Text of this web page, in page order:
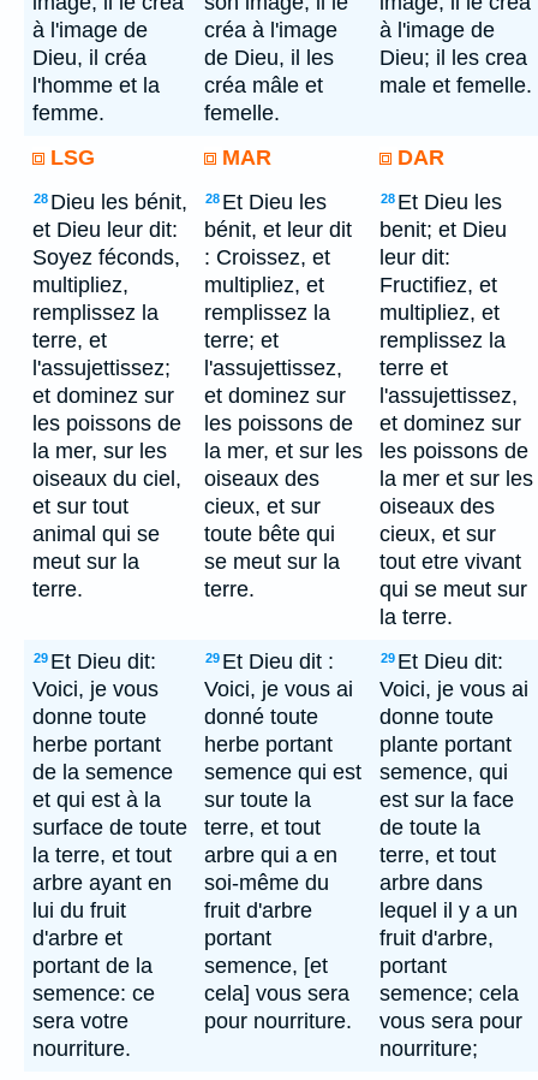
à l'image de
Dieu, il créa
l'homme et la
femme.
créa à l'image
de Dieu, il les
créa mâle et
femelle.
à l'image de
Dieu; il les crea
male et femelle.
LSG MAR DAR
28 Dieu les bénit,
et Dieu leur dit:
Soyez féconds,
multipliez,
remplissez la
terre, et
l'assujettissez;
et dominez sur
les poissons de
la mer, sur les
oiseaux du ciel,
et sur tout
animal qui se
meut sur la
terre.
28 Et Dieu les
bénit, et leur dit
: Croissez, et
multipliez, et
remplissez la
terre; et
l'assujettissez,
et dominez sur
les poissons de
la mer, et sur les
oiseaux des
cieux, et sur
toute bête qui
se meut sur la
terre.
28 Et Dieu les
benit; et Dieu
leur dit:
Fructifiez, et
multipliez, et
remplissez la
terre et
l'assujettissez,
et dominez sur
les poissons de
la mer et sur les
oiseaux des
cieux, et sur
tout etre vivant
qui se meut sur
la terre.
29 Et Dieu dit:
Voici, je vous
donne toute
herbe portant
de la semence
et qui est à la
surface de toute
la terre, et tout
arbre ayant en
lui du fruit
d'arbre et
portant de la
semence: ce
sera votre
nourriture.
29 Et Dieu dit :
Voici, je vous ai
donné toute
herbe portant
semence qui est
sur toute la
terre, et tout
arbre qui a en
soi-même du
fruit d'arbre
portant
semence, [et
cela] vous sera
pour nourriture.
29 Et Dieu dit:
Voici, je vous ai
donne toute
plante portant
semence, qui
est sur la face
de toute la
terre, et tout
arbre dans
lequel il y a un
fruit d'arbre,
portant
semence; cela
vous sera pour
nourriture;